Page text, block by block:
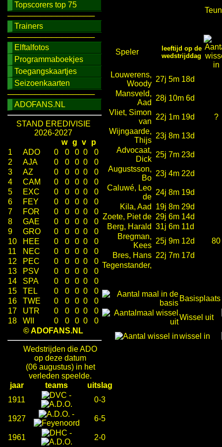
Topscorers top 75
────────────────
Trainers
────────────────
Elftalfotos
Programmaboekjes
Toegangskaartjes
Seizoenkaarten
────────────────
ADOFANS.NL
STAND EREDIVISIE
2026-2027
w g v
p
1
ADO 0 0 0 0
0
2
AJA 0 0 0 0
0
3
AZ 0 0 0 0
0
4
CAM 0 0 0 0
0
5
EXC 0 0 0 0
0
6
FEY 0 0 0 0
0
7
FOR 0 0 0 0
0
8
GAE 0 0 0 0
0
9
GRO 0 0 0 0
0
10
HEE 0 0 0 0
0
11
NEC 0 0 0 0
0
12
PEC 0 0 0 0
0
13
PSV 0 0 0 0
0
14
SPA 0 0 0 0
0
15
TEL 0 0 0 0
0
16
TWE 0 0 0 0
0
17
UTR 0 0 0 0
0
18
WII 0 0 0 0
0
© ADOFANS.NL
Wedstrijden die ADO
op deze datum
(06 augustus) in het
verleden speelde.
jaar
teams
uitslag
1911
-
0-3
1927
-
6-5
1961
-
2-0
Speler
leeftijd op de
wedstrijddag
Louwerens,
Woody
27j 5m 18d
Mansveld,
Aad
28j 10m 6d
Vliet, Simon
van
22j 1m 19d
?
Wijngaarde,
Thijs
23j 8m 13d
Advocaat,
Dick
25j 7m 23d
Augustsson,
Bo
23j 4m 22d
Caluwé, Leo
de
24j 8m 19d
Kila, Aad
19j 8m 29d
Zoete, Piet de 29j 6m 14d
Berg, Harald 31j 6m 11d
Bregman,
Kees
25j 9m 12d
80
Bres, Hans 22j 7m 17d
Tegenstander,
Basisplaats
Wissel uit
wissel in